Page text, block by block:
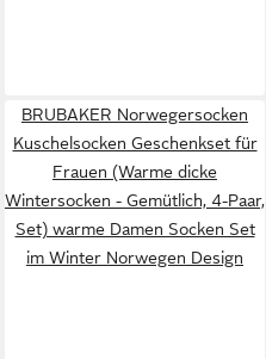
BRUBAKER Norwegersocken
Kuschelsocken Geschenkset für
Frauen (Warme dicke
Wintersocken - Gemütlich, 4-Paar,
Set) warme Damen Socken Set
im Winter Norwegen Design